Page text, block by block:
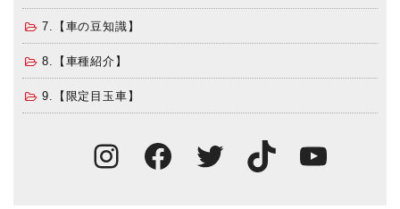
7.【車の豆知識】
8.【車種紹介】
9.【限定目玉車】
Instagram
Facebook
TwitterTikTok